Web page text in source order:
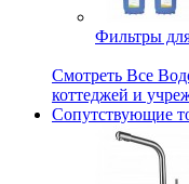
Фильтры
Смотреть Все
коттеджей и
Сопутствующие